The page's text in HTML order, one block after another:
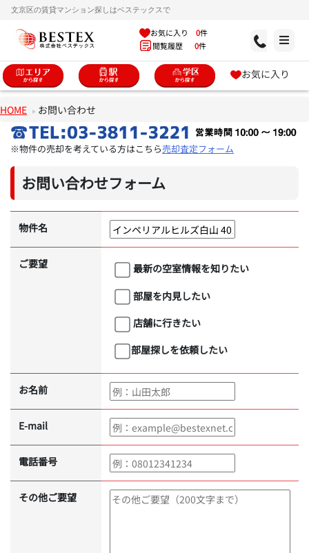
文京区の賃貸マンション探しはベステックスで
お気に入り 0件
閲覧履歴 0件
お気に入り
HOME お問い合わせ
※物件の売却を考えている方はこちら売却査定フォーム
お問い合わせフォーム
物件名
ご要望
最新の空室情報を知りたい
部屋を内見したい
店舗に行きたい
部屋探しを依頼したい
お名前
E-mail
電話番号
その他ご要望